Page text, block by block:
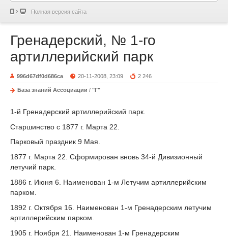
Полная версия сайта
Гренадерский, № 1-го
артиллерийский парк
996d67df0d686ca 20-11-2008, 23:09 2 246
База знаний Ассоциации / "Г"
1-й Гренадерский артиллерийский парк.
Старшинство с 1877 г. Марта 22.
Парковый праздник 9 Мая.
1877 г. Марта 22. Сформирован вновь 34-й Дивизионный
летучий парк.
1886 г. Июня 6. Наименован 1-м Летучим артиллерийским
парком.
1892 г. Октября 16. Наименован 1-м Гренадерским летучим
артиллерийским парком.
1905 г. Ноября 21. Наименован 1-м Гренадерским